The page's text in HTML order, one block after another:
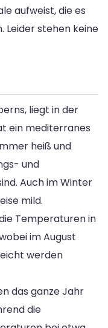
aufweist, die es
Leider stehen keine
liegt in der
ein mediterranes
heiß und
und
Auch im Winter
mild.
Temperaturen in
im August
werden
das ganze Jahr
die